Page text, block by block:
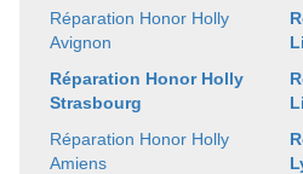
Réparation Honor Holly
Avignon
Réparation Honor Holly
Strasbourg
Réparation Honor Holly
Amiens